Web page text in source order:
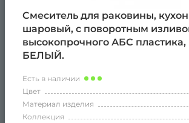
Смеситель для раковины,
шаровый, с поворотным
высокопрочного АБС пластика,
БЕЛЫЙ.
Есть в наличии
Цвет
Материал изделия
Коллекция